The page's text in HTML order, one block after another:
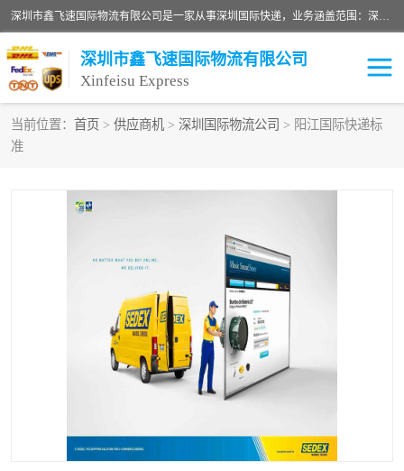
深圳市鑫飞速国际物流有限公司是一家从事深圳国际快递，业务涵盖范围：深圳DHL国际快递、深圳国际快递公司、深圳国际物流公司、深圳国际快递、深圳DHL国际快递电话可拨打全国服务热线：15019287411。欢迎各位亲来人来电到我司洽谈合作。
深圳市鑫飞速国际物流有限公司
Xinfeisu Express
当前位置： 首页 > 供应商机 > 深圳国际物流公司 > 阳江国际快递标
准
俄罗斯快递
伊朗快递
深圳国际快递公司
深圳国际物流公司 深圳国际快递电话
DHL国际快递电话 深圳国际快递